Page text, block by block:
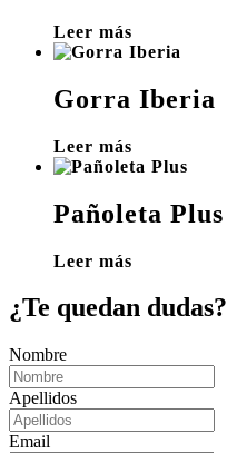
Leer más
Gorra Iberia
Leer más
Pañoleta Plus
Leer más
¿Te quedan dudas?
Nombre
Apellidos
Email